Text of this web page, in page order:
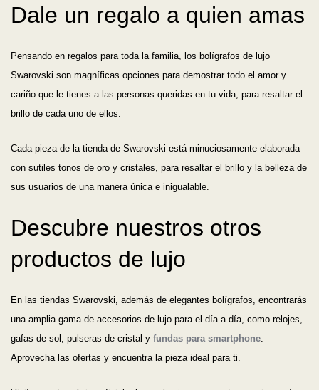
Dale un regalo a quien amas
Pensando en regalos para toda la familia, los bolígrafos de lujo
Swarovski son magníficas opciones para demostrar todo el amor y
cariño que le tienes a las personas queridas en tu vida, para resaltar el
brillo de cada uno de ellos.
Cada pieza de la tienda de Swarovski está minuciosamente elaborada
con sutiles tonos de oro y cristales, para resaltar el brillo y la belleza de
sus usuarios de una manera única e inigualable.
Descubre nuestros otros
productos de lujo
En las tiendas Swarovski, además de elegantes bolígrafos, encontrarás
una amplia gama de accesorios de lujo para el día a día, como relojes,
gafas de sol, pulseras de cristal y fundas para smartphone
Aprovecha las ofertas y encuentra la pieza ideal para ti.